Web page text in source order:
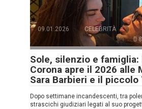
09.01.2026
CELEBRITÀ
Sole, silenzio e famiglia:
Corona apre il 2026 alle
Sara Barbieri e il piccolo
Dopo settimane incandescenti, tra
strascichi giudiziari legati al suo